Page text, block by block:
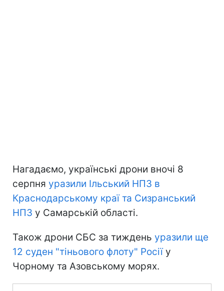
Нагадаємо, українські дрони вночі 8
серпня уразили Ільський НПЗ в
Краснодарському краї та Сизранський
НПЗ у Самарській області.
Також дрони СБС за тиждень уразили ще
12 суден "тіньового флоту" Росіїу
Чорному та Азовському морях.